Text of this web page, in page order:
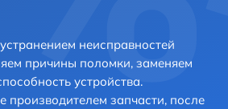
неисправностей
причины поломки, заменяем
устройства.
запчасти, после